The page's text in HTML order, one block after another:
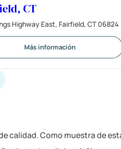
CT
Highway East, Fairfield, CT 06824
Más información
calidad. Como muestra de